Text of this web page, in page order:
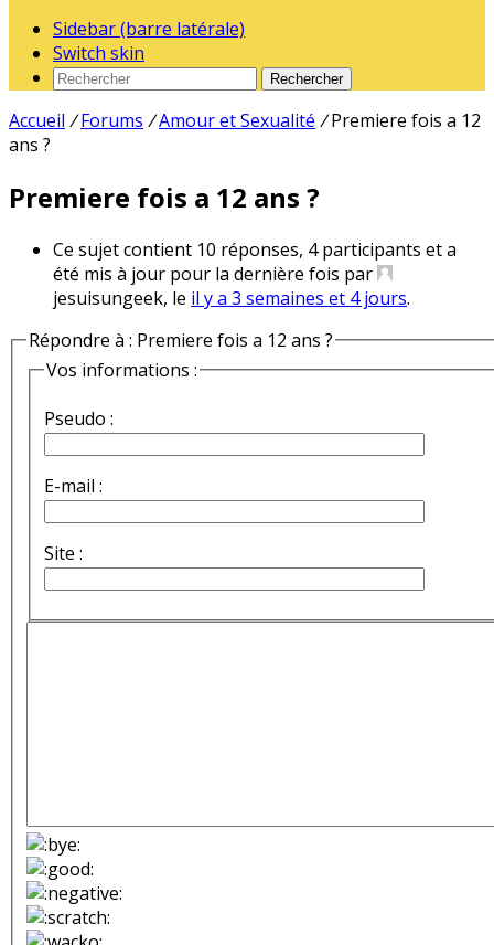
Sidebar (barre latérale)
Switch skin
Rechercher
Accueil / Forums /Amour et Sexualité / Premiere fois a 12
ans ?
Premiere fois a 12 ans ?
Ce sujet contient 10 réponses, 4 participants et a
été mis à jour pour la dernière fois par
jesuisungeek, le il y a 3 semaines et 4 jours.
Répondre à : Premiere fois a 12 ans ?
Vos informations :
Pseudo :
E-mail :
Site :